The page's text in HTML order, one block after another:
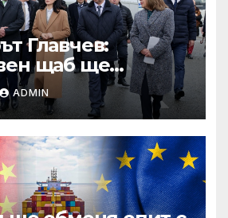
Главчев:
щаб ще
структурите
за да сме
Шенген
ADMIN